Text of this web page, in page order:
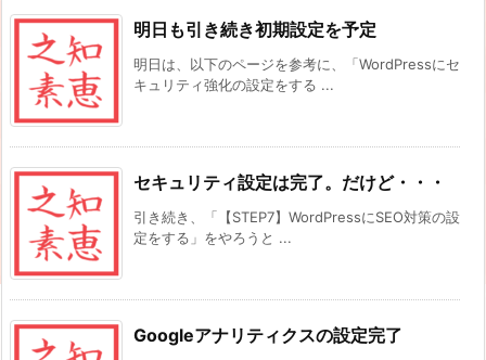
明日も引き続き初期設定を予定
明日は、以下のページを参考に、「WordPressにセ
キュリティ強化の設定をする ...
セキュリティ設定は完了。だけど・・・
引き続き、「【STEP7】WordPressにSEO対策の設
定をする」をやろうと ...
Googleアナリティクスの設定完了